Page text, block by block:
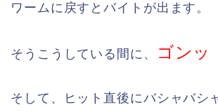
ワームに戻すとバイトが出ます。
そうこうしている間に、 ゴンッ
そして、ヒット直後にバシャバシ